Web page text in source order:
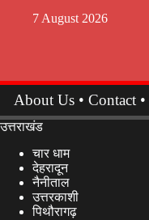
7 August 2026
About Us • Contact •
उत्तराखंड
चार धाम
देहरादून
नैनीताल
उत्तरकाशी
पिथौरागढ़